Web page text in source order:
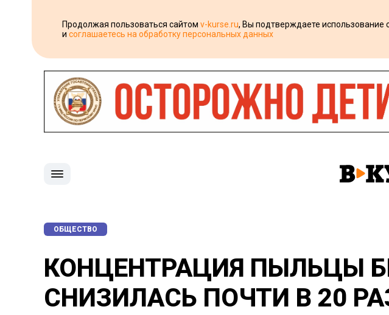
Продолжая пользоваться сайтом v-kurse.ru, Вы подтверждаете использование
и соглашаетесь на обработку персональных данных
ОБЩЕСТВО
КОНЦЕНТРАЦИЯ ПЫЛЬЦЫ
СНИЗИЛАСЬ ПОЧТИ В 20